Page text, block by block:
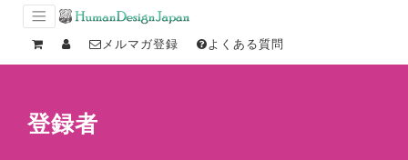
メルマガ登録 よくある質問
登録者